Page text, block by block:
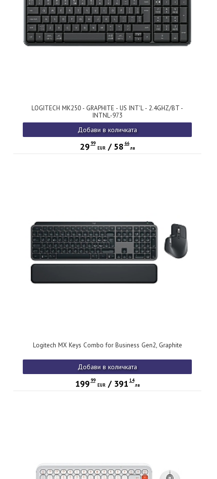
LOGITECH MK250 - GRAPHITE - US INT'L - 2.4GHZ/BT -
INTNL-973
Добави в количката
29 99
EUR/ 58 66
лв
Logitech MX Keys Combo for Business Gen2, Graphite
Добави в количката
199 99
EUR/ 391 14
лв